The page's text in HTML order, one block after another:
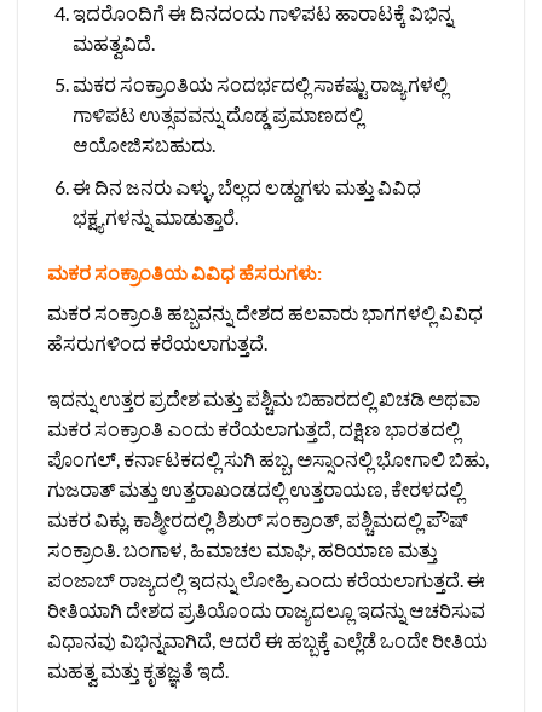
ಇದರೊಂದಿಗೆ ಈ ದಿನದಂದು ಗಾಳಿಪಟ ಹಾರಾಟಕ್ಕೆ ವಿಭಿನ್ನ
ಮಹತ್ವವಿದೆ.
ಮಕರ ಸಂಕ್ರಾಂತಿಯ ಸಂದರ್ಭದಲ್ಲಿ ಸಾಕಷ್ಟು ರಾಜ್ಯಗಳಲ್ಲಿ
ಗಾಳಿಪಟ ಉತ್ಸವವನ್ನು ದೊಡ್ಡ ಪ್ರಮಾಣದಲ್ಲಿ
ಆಯೋಜಿಸಬಹುದು.
ಈ ದಿನ ಜನರು ಎಳ್ಳು, ಬೆಲ್ಲದ ಲಡ್ಡುಗಳು ಮತ್ತು ವಿವಿಧ
ಭಕ್ಷ್ಯಗಳನ್ನು ಮಾಡುತ್ತಾರೆ.
ಮಕರ ಸಂಕ್ರಾಂತಿಯ ವಿವಿಧ ಹೆಸರುಗಳು:
ಮಕರ ಸಂಕ್ರಾಂತಿ ಹಬ್ಬವನ್ನು ದೇಶದ ಹಲವಾರು ಭಾಗಗಳಲ್ಲಿ ವಿವಿಧ
ಹೆಸರುಗಳಿಂದ ಕರೆಯಲಾಗುತ್ತದೆ.
ಇದನ್ನು ಉತ್ತರ ಪ್ರದೇಶ ಮತ್ತು ಪಶ್ಚಿಮ ಬಿಹಾರದಲ್ಲಿ ಖಿಚಡಿ ಅಥವಾ
ಮಕರ ಸಂಕ್ರಾಂತಿ ಎಂದು ಕರೆಯಲಾಗುತ್ತದೆ, ದಕ್ಷಿಣ ಭಾರತದಲ್ಲಿ
ಪೊಂಗಲ್, ಕರ್ನಾಟಕದಲ್ಲಿ ಸುಗಿ ಹಬ್ಬ, ಅಸ್ಸಾಂನಲ್ಲಿ ಭೋಗಾಲಿ ಬಿಹು,
ಗುಜರಾತ್ ಮತ್ತು ಉತ್ತರಾಖಂಡದಲ್ಲಿ ಉತ್ತರಾಯಣ, ಕೇರಳದಲ್ಲಿ
ಮಕರ ವಿಕ್ಲು, ಕಾಶ್ಮೀರದಲ್ಲಿ ಶಿಶುರ್ ಸಂಕ್ರಾಂತ್, ಪಶ್ಚಿಮದಲ್ಲಿ ಪೌಷ್
ಸಂಕ್ರಾಂತಿ. ಬಂಗಾಳ, ಹಿಮಾಚಲ ಮಾಘಿ, ಹರಿಯಾಣ ಮತ್ತು
ಪಂಜಾಬ್ ರಾಜ್ಯದಲ್ಲಿ ಇದನ್ನು ಲೋಹ್ರಿ ಎಂದು ಕರೆಯಲಾಗುತ್ತದೆ. ಈ
ರೀತಿಯಾಗಿ ದೇಶದ ಪ್ರತಿಯೊಂದು ರಾಜ್ಯದಲ್ಲೂ ಇದನ್ನು ಆಚರಿಸುವ
ವಿಧಾನವು ವಿಭಿನ್ನವಾಗಿದೆ, ಆದರೆ ಈ ಹಬ್ಬಕ್ಕೆ ಎಲ್ಲೆಡೆ ಒಂದೇ ರೀತಿಯ
ಮಹತ್ವ ಮತ್ತು ಕೃತಜ್ಞತೆ ಇದೆ.